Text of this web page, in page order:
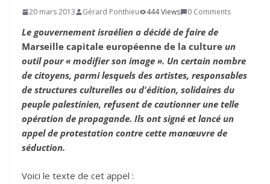
20 mars 2013 Gérard Ponthieu 444 Views 0 Comments
Le gouvernement israélien a décidé de faire de
Marseille capitale européenne de la culture un
outil pour « modifier son image ». Un certain nombre
de citoyens, parmi lesquels des artistes, responsables
de structures culturelles ou d'édition, solidaires du
peuple palestinien, refusent de cautionner une telle
opération de propagande. Ils ont signé et lancé un
appel de protestation contre cette manœuvre de
séduction.
Voici le texte de cet appel :